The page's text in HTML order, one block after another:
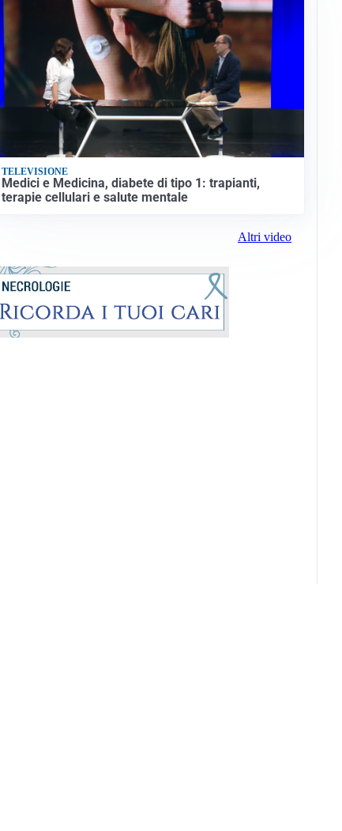
TELEVISIONE
Medici e Medicina, diabete di tipo 1: trapianti,
terapie cellulari e salute mentale
Altri video